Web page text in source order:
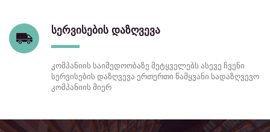
სერვისების დაზღვევა
კომპანიის საიმედოობაზე მეტყველებს ასევე ჩვენი
სერვისების დაზღვევა ერთერთი წამყვანი სადაზღვევო
კომპანიის მიერ